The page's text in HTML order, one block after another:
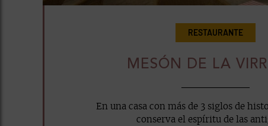
RESTAURANTE
MESÓN DE LA
En una casa con más de 3 siglos de
conserva el espíritu de las